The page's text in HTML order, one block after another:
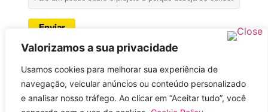
Valorizamos a sua privacidade
Usamos cookies para melhorar sua experiência de
navegação, veicular anúncios ou conteúdo personalizado
e analisar nosso tráfego. Ao clicar em “Aceitar tudo”, você
Enviar